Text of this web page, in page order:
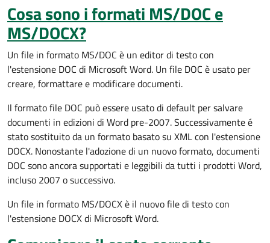
Cosa sono i formati MS/DOC e
MS/DOCX?
Un file in formato MS/DOC è un editor di testo con
l'estensione DOC di Microsoft Word. Un file DOC è usato per
creare, formattare e modificare documenti.
Il formato file DOC può essere usato di default per salvare
documenti in edizioni di Word pre-2007. Successivamente é
stato sostituito da un formato basato su XML con l'estensione
DOCX. Nonostante l'adozione di un nuovo formato, documenti
DOC sono ancora supportati e leggibili da tutti i prodotti Word,
incluso 2007 o successivo.
Un file in formato MS/DOCX è il nuovo file di testo con
l'estensione DOCX di Microsoft Word.